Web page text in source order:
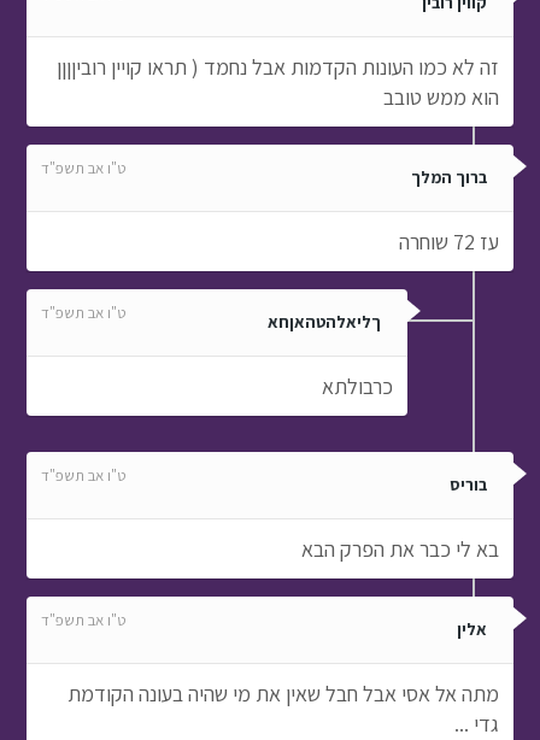
זה לא כמו העונות הקדמות אבל נחמד ( תראו קויין רוביןןןן
הוא ממש טובב
ברוך המלך ט"ו אב תשפ"ד
עז 72 שוחרה
ךליאלהטהאןחא ט"ו אב תשפ"ד
כרבולתא
בוריס ט"ו אב תשפ"ד
בא לי כבר את הפרק הבא
אלין ט"ו אב תשפ"ד
מתה אל אסי אבל חבל שאין את מי שהיה בעונה הקודמת
גדי ...